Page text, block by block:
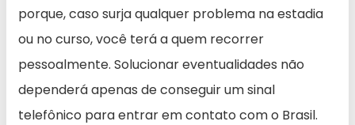
porque, caso surja qualquer problema na estadia
ou no curso, você terá a quem recorrer
pessoalmente. Solucionar eventualidades não
dependerá apenas de conseguir um sinal
telefônico para entrar em contato com o Brasil.